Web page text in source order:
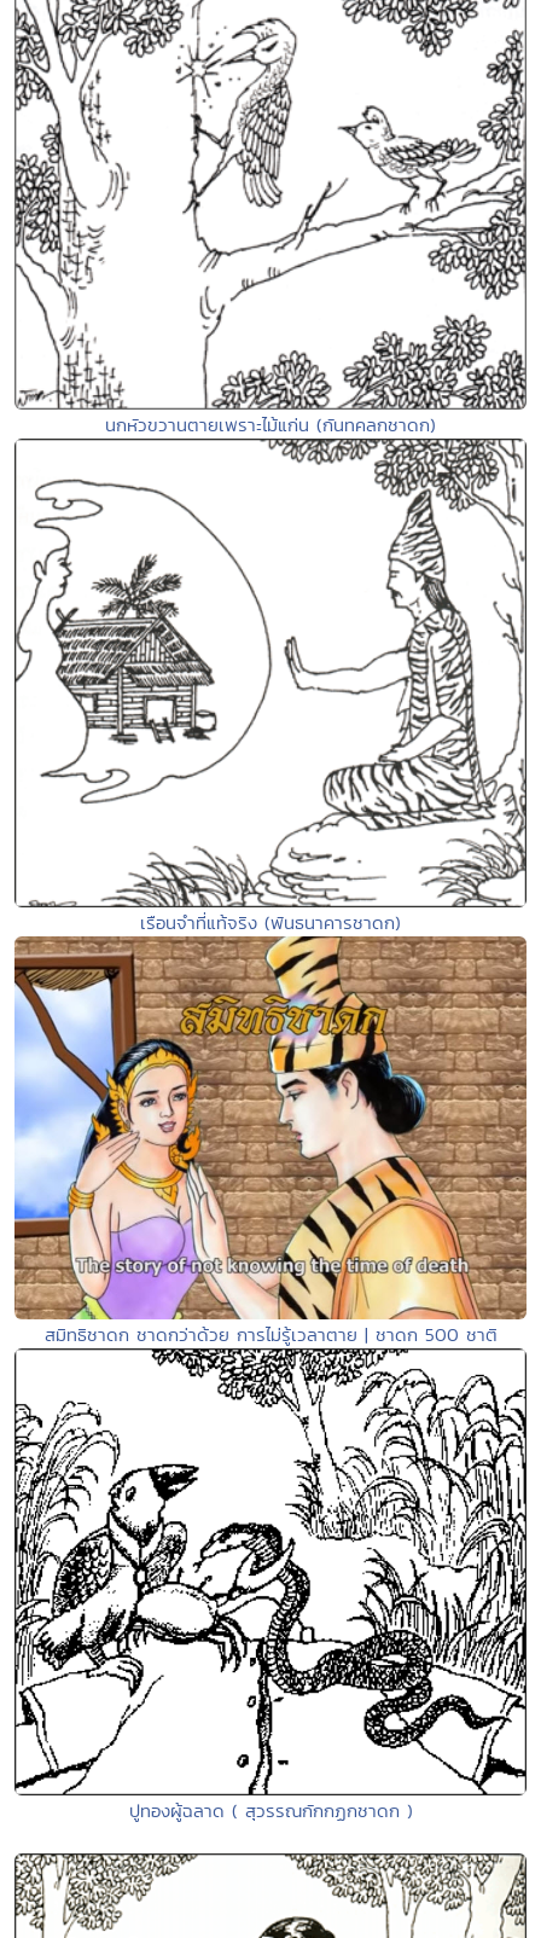
นกหัวขวานตายเพราะไม้แก่น (กันทคลกชาดก)
เรือนจำที่แท้จริง (พันธนาคารชาดก)
สมิทธิชาดก ชาดกว่าด้วย การไม่รู้เวลาตาย | ชาดก 500 ชาติ
ปูทองผู้ฉลาด ( สุวรรณกักกฏกชาดก )